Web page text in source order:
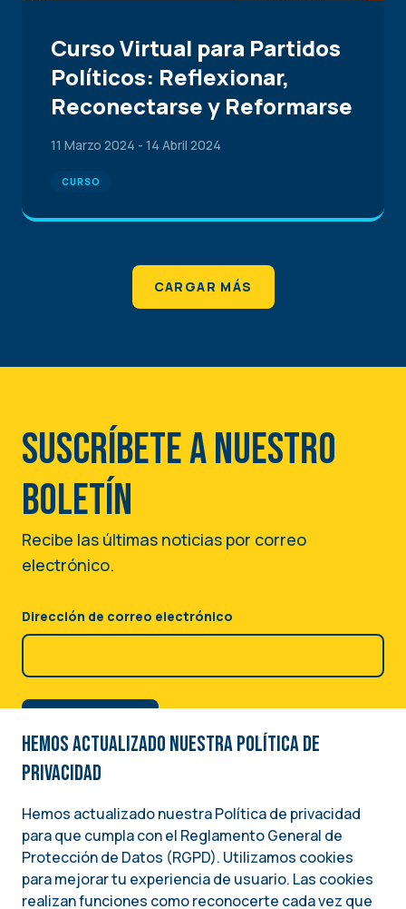
Curso Virtual para Partidos
Políticos: Reflexionar,
Reconectarse y Reformarse
11 Marzo 2024 - 14 Abril 2024
CURSO
CARGAR MÁS
con impacto
Suscríbete a nuestro
boletín
Recibe las últimas noticias por correo
electrónico.
Dirección de correo electrónico
Image
Una iniciativa del
Hemos actualizado nuestra Política de
privacidad
Hemos actualizado nuestra Política de privacidad
para que cumpla con el Reglamento General de
Protección de Datos (RGPD). Utilizamos cookies
para mejorar tu experiencia de usuario. Las cookies
realizan funciones como reconocerte cada vez que